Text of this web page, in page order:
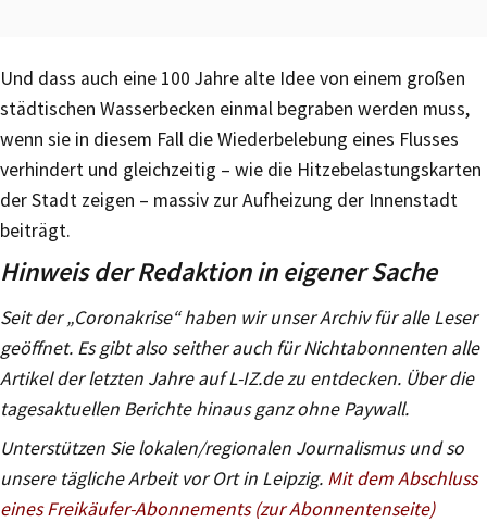
Und dass auch eine 100 Jahre alte Idee von einem großen
städtischen Wasserbecken einmal begraben werden muss,
wenn sie in diesem Fall die Wiederbelebung eines Flusses
verhindert und gleichzeitig – wie die Hitzebelastungskarten
der Stadt zeigen – massiv zur Aufheizung der Innenstadt
beiträgt.
Hinweis der Redaktion in eigener Sache
Seit der „Coronakrise“ haben wir unser Archiv für alle Leser
geöffnet. Es gibt also seither auch für Nichtabonnenten alle
Artikel der letzten Jahre auf L-IZ.de zu entdecken. Über die
tagesaktuellen Berichte hinaus ganz ohne Paywall.
Unterstützen Sie lokalen/regionalen Journalismus und so
unsere tägliche Arbeit vor Ort in Leipzig. Mit dem Abschluss
eines Freikäufer-Abonnements (zur Abonnentenseite)